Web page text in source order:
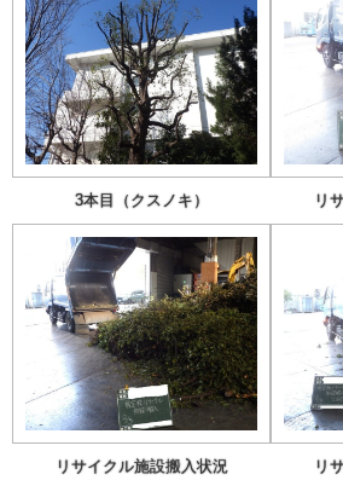
3本目（クスノキ） リ
リサイクル施設搬入状況 リ